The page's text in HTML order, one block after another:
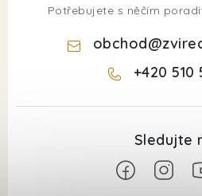
Potřebujete s něčím
obchod@
+420 510